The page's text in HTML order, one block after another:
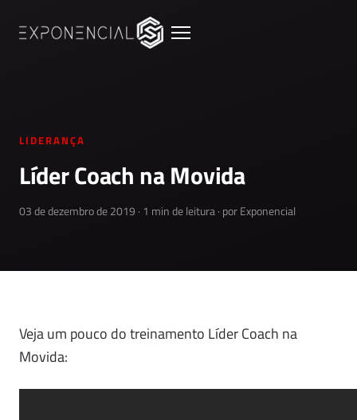
LIDERANÇA
Líder Coach na Movida
03 de dezembro de 2019 · 1 min de leitura · por Exponencial
Veja um pouco do treinamento Líder Coach na
Movida: